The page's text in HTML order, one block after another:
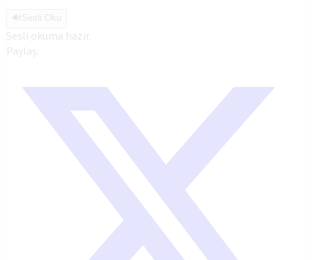
🔊 Sesli Oku
Sesli okuma hazır.
Paylaş: